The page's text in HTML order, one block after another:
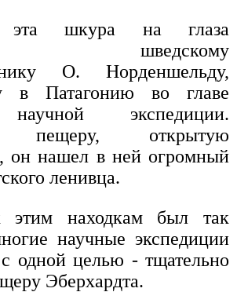
эта шкура на глаза
шведскому
О. Норденшельду,
в Патагонию во главе
экспедиции.
пещеру, открытую
он нашел в ней огромный
ленивца.
этим находкам был так
научные экспедиции
с одной целью - тщательно
Эберхардта.